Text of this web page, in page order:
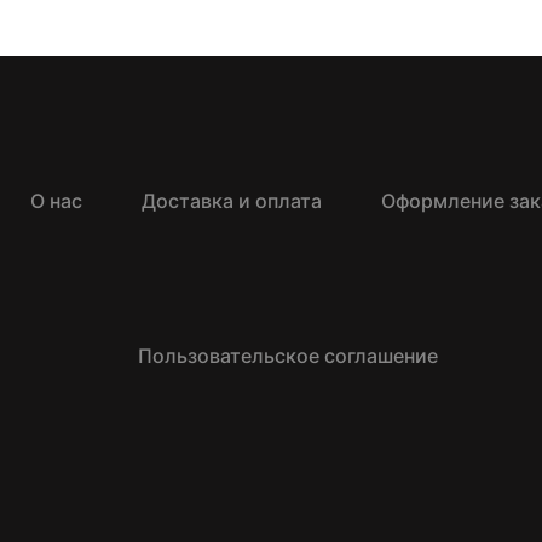
О нас Доставка и оплата Оформление
Пользовательское соглашение